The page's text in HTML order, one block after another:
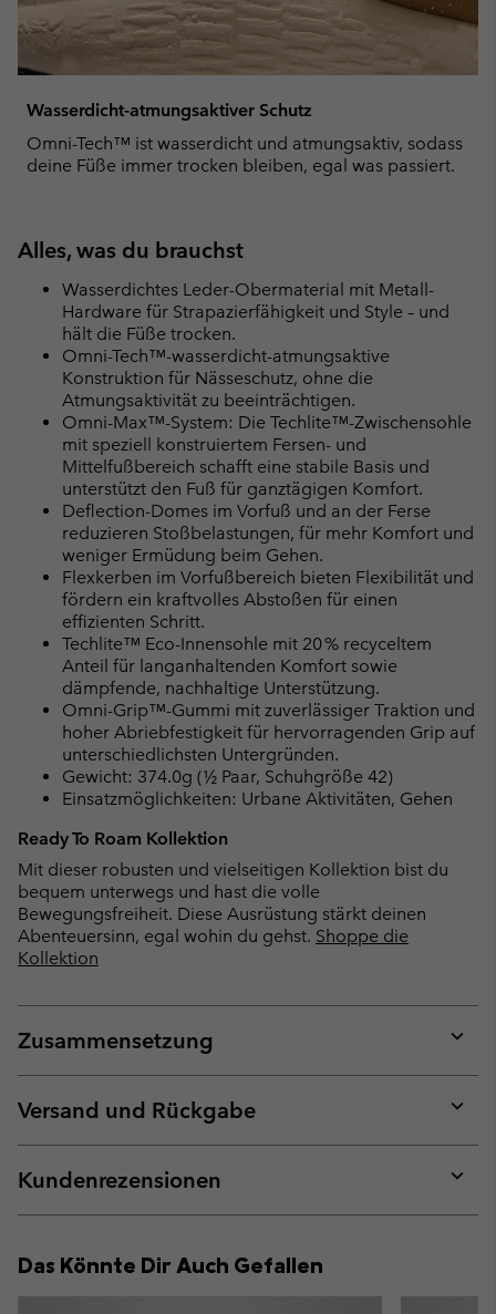
Wasserdicht-atmungsaktiver Schutz
Omni-Tech™ ist wasserdicht und atmungsaktiv, sodass
deine Füße immer trocken bleiben, egal was passiert.
Alles, was du brauchst
Wasserdichtes Leder-Obermaterial mit Metall-
Hardware für Strapazierfähigkeit und Style – und
hält die Füße trocken.
Omni-Tech™-wasserdicht-atmungsaktive
Konstruktion für Nässeschutz, ohne die
Atmungsaktivität zu beeinträchtigen.
Omni-Max™-System: Die Techlite™-Zwischensohle
mit speziell konstruiertem Fersen- und
Mittelfußbereich schafft eine stabile Basis und
unterstützt den Fuß für ganztägigen Komfort.
Deflection-Domes im Vorfuß und an der Ferse
reduzieren Stoßbelastungen, für mehr Komfort und
weniger Ermüdung beim Gehen.
Flexkerben im Vorfußbereich bieten Flexibilität und
fördern ein kraftvolles Abstoßen für einen
effizienten Schritt.
Techlite™ Eco-Innensohle mit 20 % recyceltem
Anteil für langanhaltenden Komfort sowie
dämpfende, nachhaltige Unterstützung.
Omni-Grip™-Gummi mit zuverlässiger Traktion und
hoher Abriebfestigkeit für hervorragenden Grip auf
unterschiedlichsten Untergründen.
Gewicht: 374.0g (½ Paar, Schuhgröße 42)
Einsatzmöglichkeiten: Urbane Aktivitäten, Gehen
Ready To Roam Kollektion
Mit dieser robusten und vielseitigen Kollektion bist du
bequem unterwegs und hast die volle
Bewegungsfreiheit. Diese Ausrüstung stärkt deinen
Abenteuersinn, egal wohin du gehst. Shoppe die
Kollektion
Zusammensetzung
or
Versand und Rückgabe
or
Kundenrezensionen
or
Das Könnte Dir Auch Gefallen